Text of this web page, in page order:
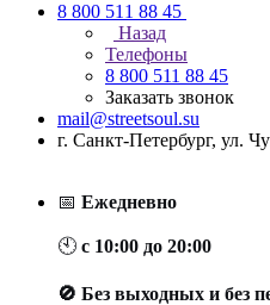
8 800 511 88 45
Назад
Телефоны
8 800 511 88 45
Заказать звонок
mail@streetsoul.su
г. Санкт-Петербург, ул.
📅 Ежедневно
🕙 с 10:00 до 20:00
🚫 Без выходных и без